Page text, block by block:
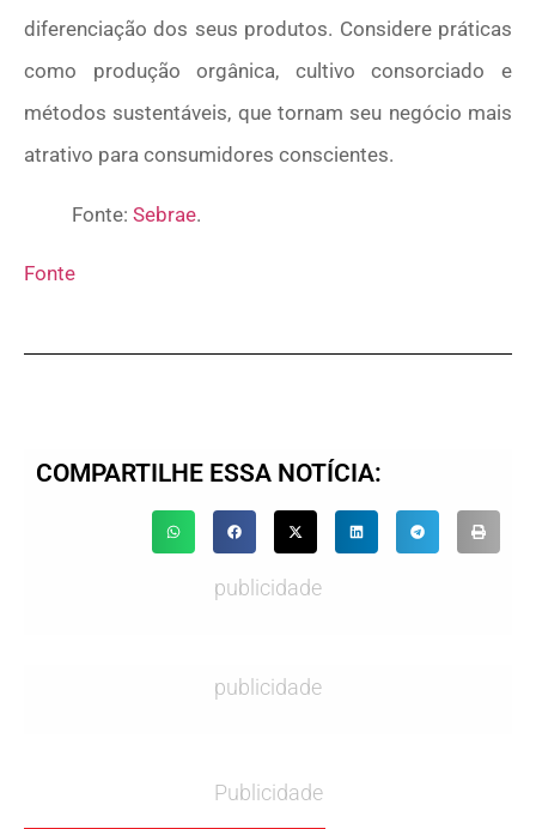
diferenciação dos seus produtos. Considere práticas
como produção orgânica, cultivo consorciado e
métodos sustentáveis, que tornam seu negócio mais
atrativo para consumidores conscientes.
Fonte: Sebrae.
Fonte
COMPARTILHE ESSA NOTÍCIA:
publicidade
publicidade
Publicidade